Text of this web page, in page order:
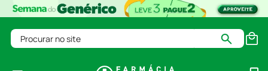
Procurar no site